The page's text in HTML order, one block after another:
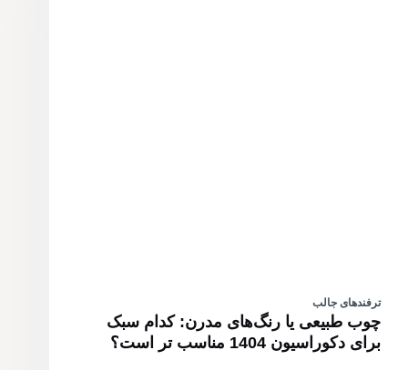
ترفندهای جالب
چوب طبیعی یا رنگ‌های مدرن: کدام سبک
برای دکوراسیون 1404 مناسب تر است؟